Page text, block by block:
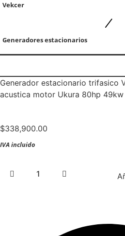
Vekcer
Generadores estacionarios
Generador estacionario trifasico
acustica motor Ukura 80hp 49kw
$338,900.00
IVA incluido
Generador
estacionario